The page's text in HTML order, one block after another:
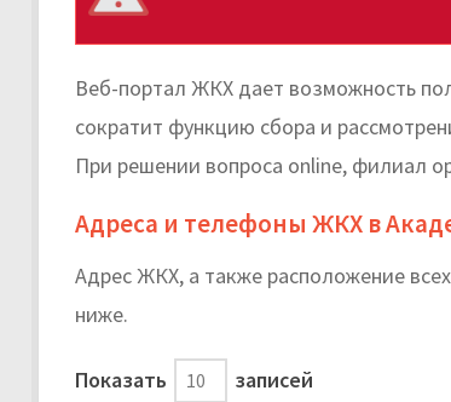
Веб-портал ЖКХ дает возможность
сократит функцию сбора и
При решении вопроса online, филиал
Адреса и телефоны ЖКХ в
Адрес ЖКХ, а также расположение
ниже.
Показать записей